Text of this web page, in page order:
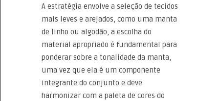
A estratégia envolve a seleção de tecidos
mais leves e arejados, como uma manta
de linho ou algodão, a escolha do
material apropriado é fundamental para
ponderar sobre a tonalidade da manta,
uma vez que ela é um componente
integrante do conjunto e deve
harmonizar com a paleta de cores do